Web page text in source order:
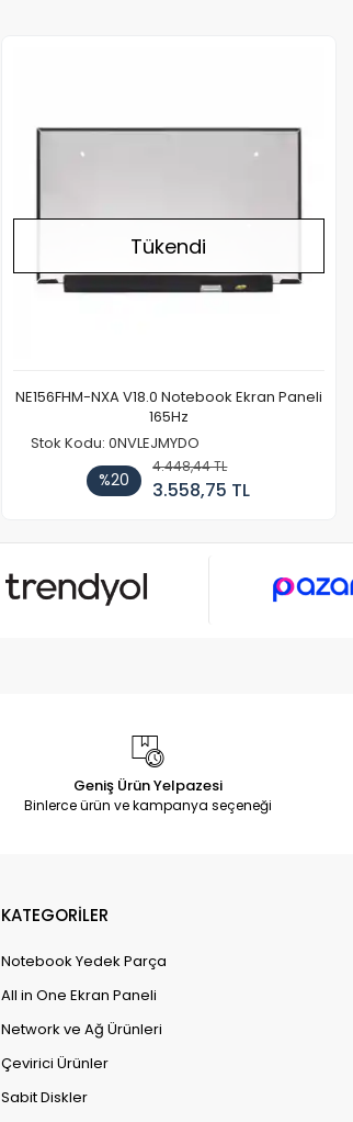
Tükendi
NE156FHM-NXA V18.0 Notebook Ekran Paneli
165Hz
Stok Kodu: 0NVLEJMYDO
%20
4.448,44 TL
3.558,75 TL
Geniş Ürün Yelpazesi
Binlerce ürün ve kampanya seçeneği
KATEGORİLER
Notebook Yedek Parça
All in One Ekran Paneli
Network ve Ağ Ürünleri
Çevirici Ürünler
Sabit Diskler